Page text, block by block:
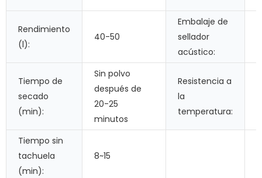
Rendimiento
(l):
40-50
Embalaje de
sellador
acústico:
Tiempo de
secado
(min):
Sin polvo
después de
20-25
minutos
Resistencia a
la
temperatura:
Tiempo sin
tachuela
(min):
8~15